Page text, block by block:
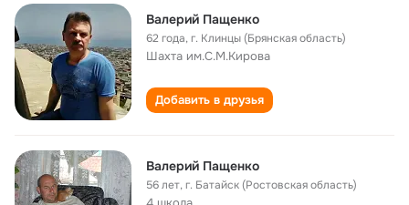
Валерий Пащенко
62 года,г. Клинцы (Брянская область)
Шахта им.С.М.Кирова
Добавить в друзья
Валерий Пащенко
56 лет,г. Батайск (Ростовская область)